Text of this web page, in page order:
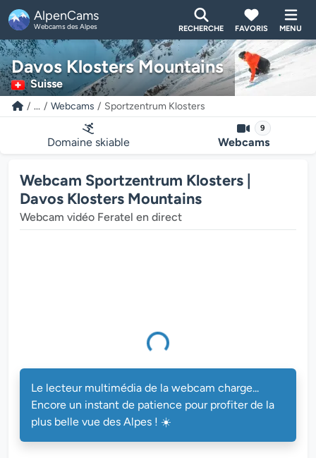
AlpenCams
Webcams des Alpes RECHERCHE FAVORIS MENU
Davos Klosters Mountains
Suisse
... Webcams Sportzentrum Klosters
Domaine skiable
9
Webcams
Webcam Sportzentrum Klosters |
Davos Klosters Mountains
Webcam vidéo Feratel en direct
de la webcam charge...
Le lecteur multimédia de la webcam charge...
Encore un instant de patience pour profiter de la
plus belle vue des Alpes ! ☀️